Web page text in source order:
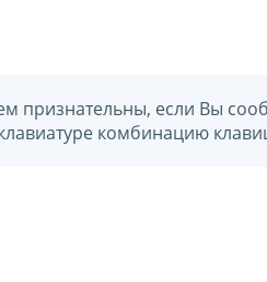
признательны, если Вы
комбинацию